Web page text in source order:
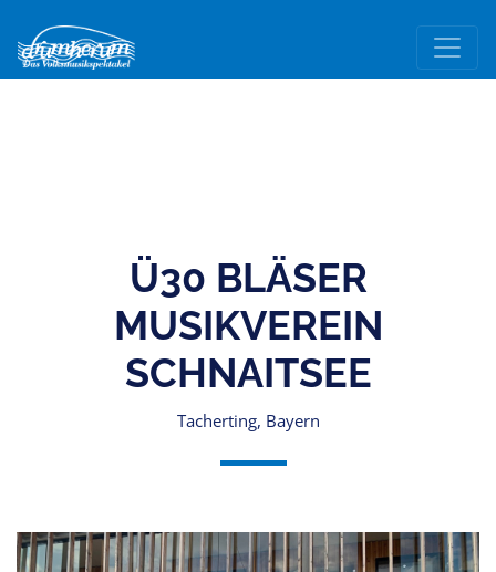
Ü30 BLÄSER
MUSIKVEREIN
SCHNAITSEE
Tacherting, Bayern